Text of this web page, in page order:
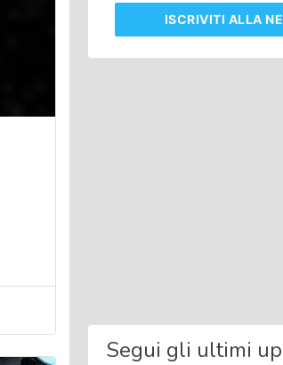
ISCRIVITI ALLA
Segui gli ultimi